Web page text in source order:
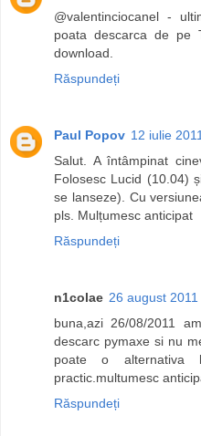
@valentinciocanel -
poata descarca de pe
download.
Răspundeți
Paul Popov 12 iulie
Salut. A întâmpinat
Folosesc Lucid (10.04)
se lanseze). Cu
pls. Mulțumesc anticipat
Răspundeți
n1colae 26 august
buna,azi 26/08/2011
descarc pymaxe si nu
poate o
practic.multumesc
Răspundeți